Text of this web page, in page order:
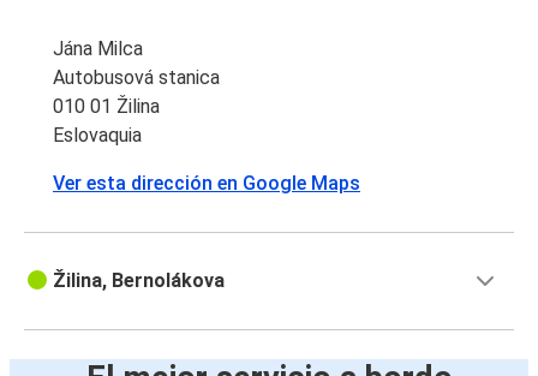
Jána Milca
Autobusová stanica
010 01 Žilina
Eslovaquia
Ver esta dirección en Google Maps
Žilina, Bernolákova